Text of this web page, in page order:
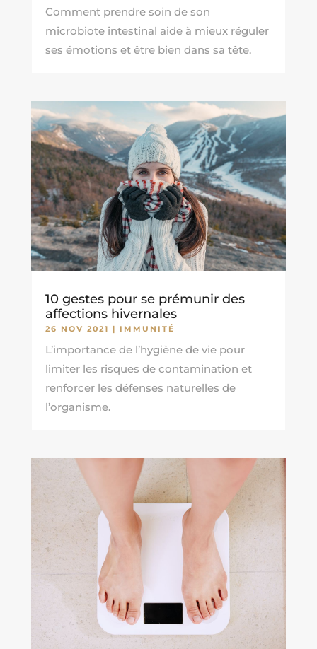
Comment prendre soin de son
microbiote intestinal aide à mieux réguler
ses émotions et être bien dans sa tête.
10 gestes pour se prémunir des
affections hivernales
26 NOV 2021 | IMMUNITÉ
L’importance de l’hygiène de vie pour
limiter les risques de contamination et
renforcer les défenses naturelles de
l’organisme.